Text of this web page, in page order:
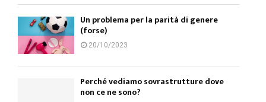
Un problema per la parità di genere
(forse)
20/10/2023
Perché vediamo sovrastrutture dove
non ce ne sono?